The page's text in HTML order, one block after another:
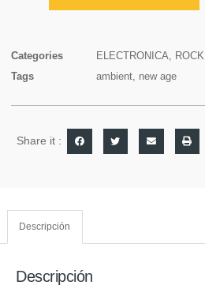
Categories ELECTRONICA, ROCK
Tags
ambient, new age
Share it :
Descripción
Descripción